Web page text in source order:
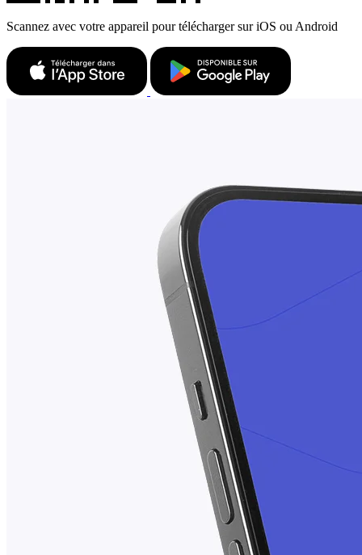
Scannez avec votre appareil pour télécharger sur iOS ou Android